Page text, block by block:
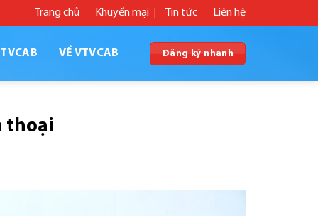
Trang chủ Khuyến mại Tin tức Liên hệ
VỀ VTVCAB Đăng ký nhanh
thoại